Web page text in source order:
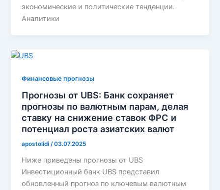
экономические и политические тенденции.
Аналитики
Финансовые прогнозы
Прогнозы от UBS: Банк сохраняет
прогнозы по валютным парам, делая
ставку на снижение ставок ФРС и
потенциал роста азиатских валют
apostolidi/03.07.2025
Ниже приведены прогнозы от UBS
Инвестиционный банк UBS представил
обновленный прогноз по ключевым валютным